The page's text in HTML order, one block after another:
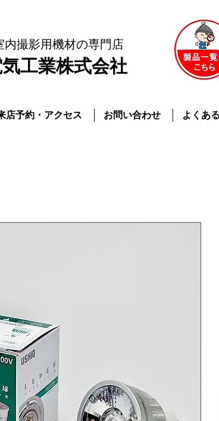
工業株式会社
撮影用機材の専門店
店予約・アクセス お問い合わせ よくあ